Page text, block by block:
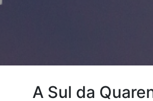
A Sul da